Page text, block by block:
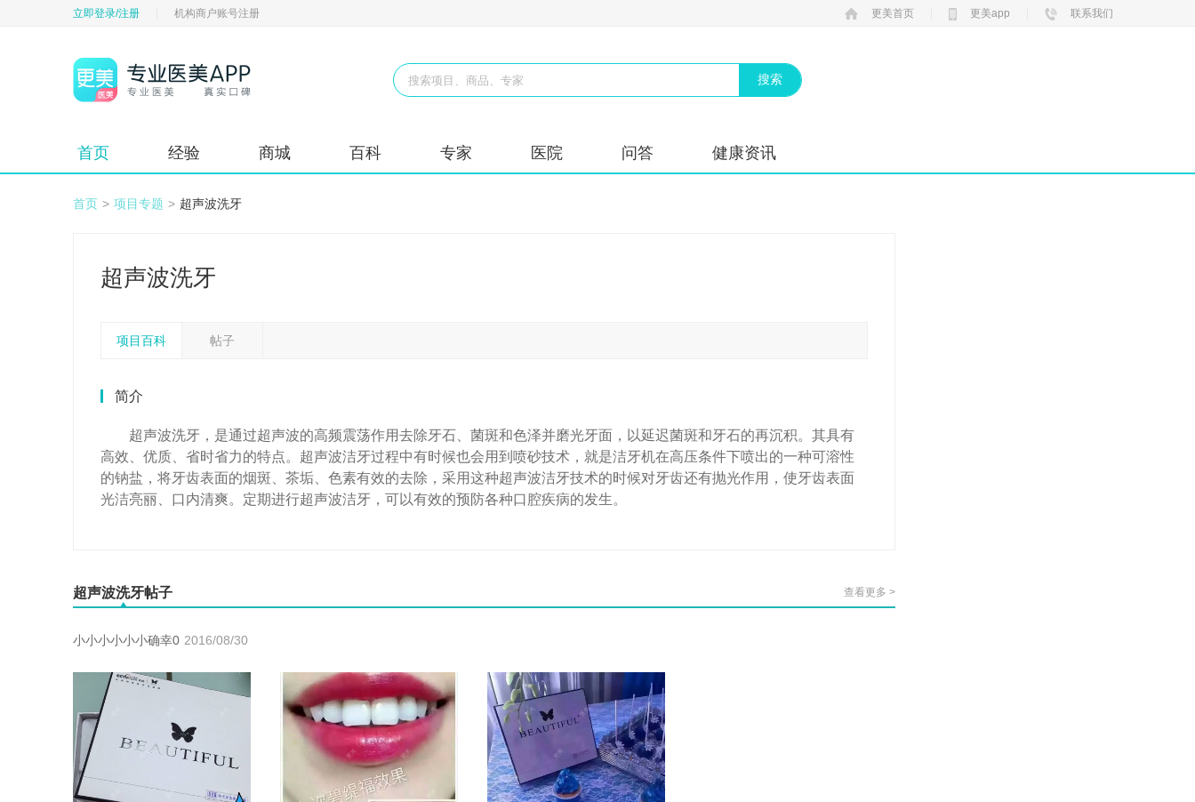
立即登录/注册 机构商户账号注册 更美首页 更美app 联系我们
首页 经验 商城 百科 专家 医院 问答 健康资讯
首页 > 项目专题 > 超声波洗牙
超声波洗牙
项目百科 帖子
简介
超声波洗牙，是通过超声波的高频震荡作用去除牙石、菌斑和色泽并磨光牙面，以延迟菌斑和牙石的再沉积。其具有
高效、优质、省时省力的特点。超声波洁牙过程中有时候也会用到喷砂技术，就是洁牙机在高压条件下喷出的一种可溶性
的钠盐，将牙齿表面的烟斑、茶垢、色素有效的去除，采用这种超声波洁牙技术的时候对牙齿还有抛光作用，使牙齿表面
光洁亮丽、口内清爽。定期进行超声波洁牙，可以有效的预防各种口腔疾病的发生。
超声波洗牙帖子 查看更多 >
小小小小小小确幸0 2016/08/30